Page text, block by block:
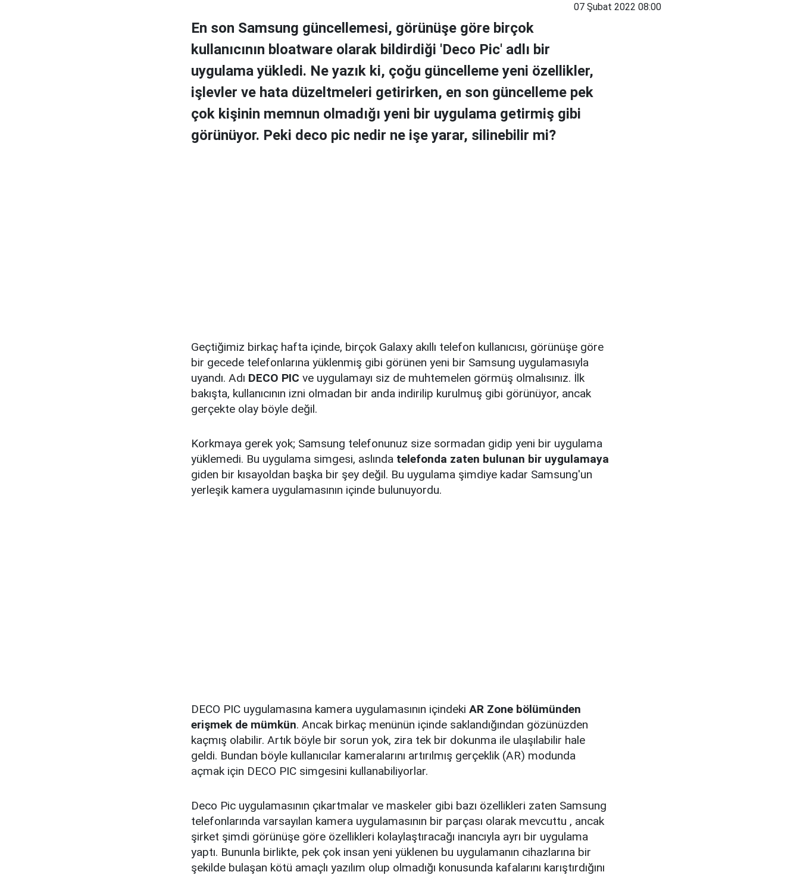
07 Şubat 2022 08:00
En son Samsung güncellemesi, görünüşe göre birçok
kullanıcının bloatware olarak bildirdiği 'Deco Pic' adlı bir
uygulama yükledi. Ne yazık ki, çoğu güncelleme yeni özellikler,
işlevler ve hata düzeltmeleri getirirken, en son güncelleme pek
çok kişinin memnun olmadığı yeni bir uygulama getirmiş gibi
görünüyor. Peki deco pic nedir ne işe yarar, silinebilir mi?
Geçtiğimiz birkaç hafta içinde, birçok Galaxy akıllı telefon kullanıcısı, görünüşe göre
bir gecede telefonlarına yüklenmiş gibi görünen yeni bir Samsung uygulamasıyla
uyandı. Adı DECO PIC ve uygulamayı siz de muhtemelen görmüş olmalısınız. İlk
bakışta, kullanıcının izni olmadan bir anda indirilip kurulmuş gibi görünüyor, ancak
gerçekte olay böyle değil.
Korkmaya gerek yok; Samsung telefonunuz size sormadan gidip yeni bir uygulama
yüklemedi. Bu uygulama simgesi, aslında telefonda zaten bulunan bir uygulamaya
giden bir kısayoldan başka bir şey değil. Bu uygulama şimdiye kadar Samsung'un
yerleşik kamera uygulamasının içinde bulunuyordu.
DECO PIC uygulamasına kamera uygulamasının içindeki AR Zone bölümünden
erişmek de mümkün. Ancak birkaç menünün içinde saklandığından gözünüzden
kaçmış olabilir. Artık böyle bir sorun yok, zira tek bir dokunma ile ulaşılabilir hale
geldi. Bundan böyle kullanıcılar kameralarını artırılmış gerçeklik (AR) modunda
açmak için DECO PIC simgesini kullanabiliyorlar.
Deco Pic uygulamasının çıkartmalar ve maskeler gibi bazı özellikleri zaten Samsung
telefonlarında varsayılan kamera uygulamasının bir parçası olarak mevcuttu , ancak
şirket şimdi görünüşe göre özellikleri kolaylaştıracağı inancıyla ayrı bir uygulama
yaptı. Bununla birlikte, pek çok insan yeni yüklenen bu uygulamanın cihazlarına bir
şekilde bulaşan kötü amaçlı yazılım olup olmadığı konusunda kafalarını karıştırdığını